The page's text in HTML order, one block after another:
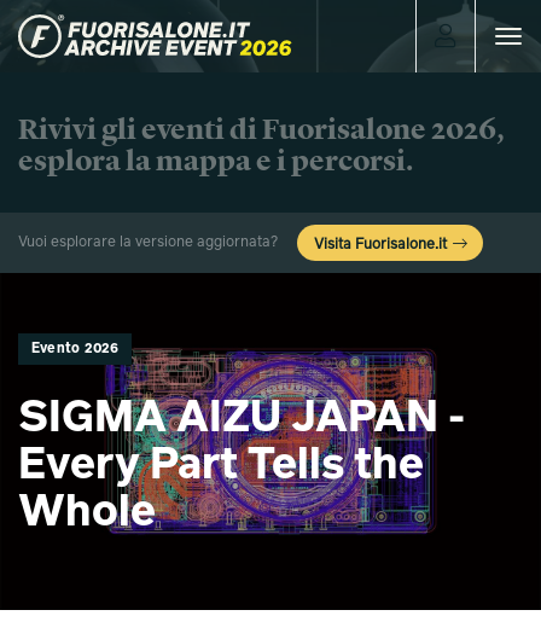
Toggle
Rivivi gli eventi di Fuorisalone 2026,
esplora la mappa e i percorsi.
Vuoi esplorare la versione aggiornata? Visita Fuorisalone.it
Evento 2026
SIGMA AIZU JAPAN -
Every Part Tells the
Whole